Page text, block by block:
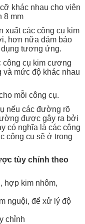
khác nhau cho viên
8 mm
xuất các công cụ kim
hơn nữa đảm bảo
tương ứng.
cụ kim cương
mức độ khác nhau
mỗi công cụ.
nếu các đường rõ
được gây ra bởi
có nghĩa là các công
công cụ sẽ ở trong
tùy chỉnh theo
hợp kim nhôm,
nguội, để xử lý độ
chỉnh